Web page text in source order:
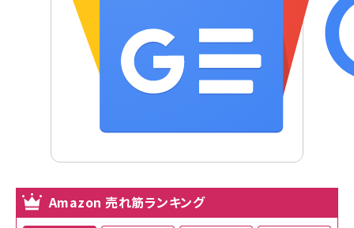
Amazon 売れ筋ランキング